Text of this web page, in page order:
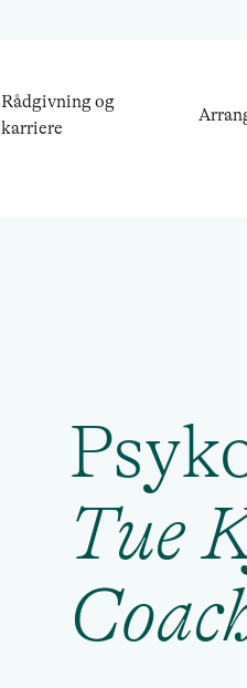
Rådgivning og
karriere
Tue